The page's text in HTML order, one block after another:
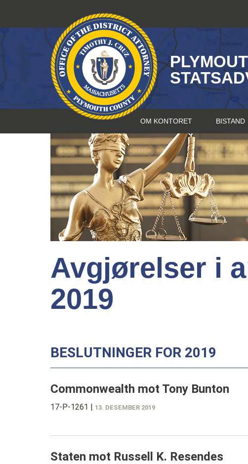
innhold
OM KONTORET BISTAND
Avgjørelser i
2019
BESLUTNINGER FOR 2019
Commonwealth mot Tony Bunton
17-P-1261 | 13. DESEMBER 2019
Staten mot Russell K. Resendes